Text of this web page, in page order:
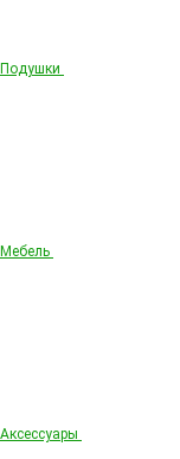
Подушки
Мебель
Аксессуары